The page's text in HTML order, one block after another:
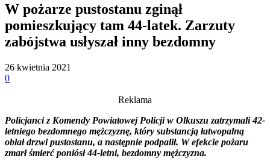
W pożarze pustostanu zginął
pomieszkujący tam 44-latek. Zarzuty
zabójstwa usłyszał inny bezdomny
26 kwietnia 2021
0
Reklama
Policjanci z Komendy Powiatowej Policji w Olkuszu zatrzymali 42-
letniego bezdomnego mężczyznę, który substancją łatwopalną
oblał drzwi pustostanu, a następnie podpalił. W efekcie pożaru
zmarł śmierć poniósł 44-letni, bezdomny mężczyzna.